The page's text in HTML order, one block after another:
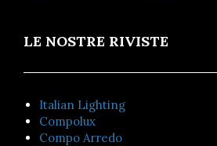
LE NOSTRE RIVISTE
Italian Lighting
Compolux
Compo Arredo